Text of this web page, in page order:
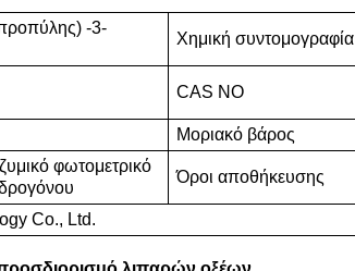
-3-
Χημική συντομογραφία
CAS NO
Μοριακό βάρος
φωτομετρικό
Όροι αποθήκευσης
Co., Ltd.